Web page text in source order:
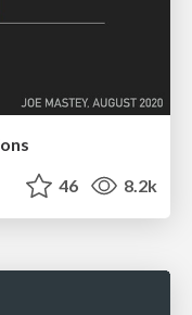
46 8.2k